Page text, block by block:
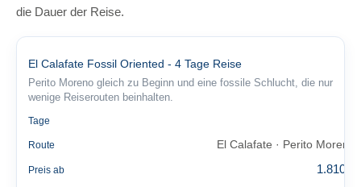
die Dauer der Reise.
El Calafate Fossil Oriented - 4 Tage Reise
Perito Moreno gleich zu Beginn und eine fossile Schlucht, die nur
wenige Reiserouten beinhalten.
Tage
Route El Calafate · Perito Moreno
Preis ab 1.810 €